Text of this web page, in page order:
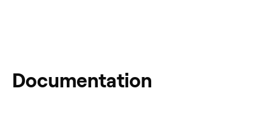
Documentation